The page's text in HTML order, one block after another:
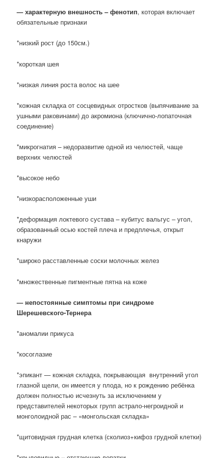
— характерную внешность – фенотип, которая включает
обязательные признаки
*низкий рост (до 150см.)
*короткая шея
*низкая линия роста волос на шее
*кожная складка от сосцевидных отростков (выпячивание за
ушными раковинами) до акромиона (ключично-лопаточная
соединение)
*микрогнатия – недоразвитие одной из челюстей, чаще
верхних челюстей
*высокое небо
*низкорасположенные уши
*деформация локтевого сустава – кубитус вальгус – угол,
образованный осью костей плеча и предплечья, открыт
кнаружи
*широко расставленные соски молочных желез
*множественные пигментные пятна на коже
— непостоянные симптомы при синдроме
Шерешевского-Тернера
*аномалии прикуса
*косоглазие
*эпикант — кожная складка, покрывающая внутренний угол
глазной щели, он имеется у плода, но к рождению ребёнка
должен полностью исчезнуть за исключением у
представителей некоторых групп астрало-негроидной и
монголоидной рас – «монгольская складка»
*щитовидная грудная клетка (сколиоз+кифоз грудной клетки)